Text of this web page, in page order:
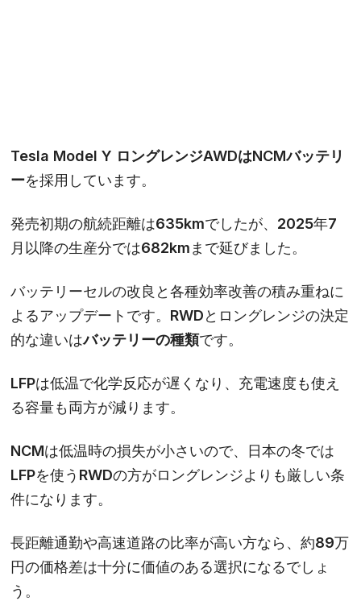
Tesla Model Y ロングレンジAWDはNCMバッテリ
ーを採用しています。
発売初期の航続距離は635kmでしたが、2025年7
月以降の生産分では682kmまで延びました。
バッテリーセルの改良と各種効率改善の積み重ねに
よるアップデートです。RWDとロングレンジの決定
的な違いはバッテリーの種類です。
LFPは低温で化学反応が遅くなり、充電速度も使え
る容量も両方が減ります。
NCMは低温時の損失が小さいので、日本の冬では
LFPを使うRWDの方がロングレンジよりも厳しい条
件になります。
長距離通勤や高速道路の比率が高い方なら、約89万
円の価格差は十分に価値のある選択になるでしょ
う。